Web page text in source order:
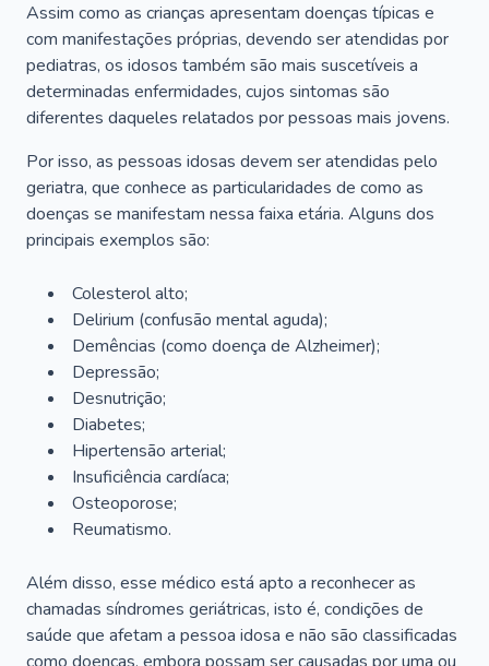
Assim como as crianças apresentam doenças típicas e
com manifestações próprias, devendo ser atendidas por
pediatras, os idosos também são mais suscetíveis a
determinadas enfermidades, cujos sintomas são
diferentes daqueles relatados por pessoas mais jovens.
Por isso, as pessoas idosas devem ser atendidas pelo
geriatra, que conhece as particularidades de como as
doenças se manifestam nessa faixa etária. Alguns dos
principais exemplos são:
Colesterol alto;
Delirium (confusão mental aguda);
Demências (como doença de Alzheimer);
Depressão;
Desnutrição;
Diabetes;
Hipertensão arterial;
Insuficiência cardíaca;
Osteoporose;
Reumatismo.
Além disso, esse médico está apto a reconhecer as
chamadas síndromes geriátricas, isto é, condições de
saúde que afetam a pessoa idosa e não são classificadas